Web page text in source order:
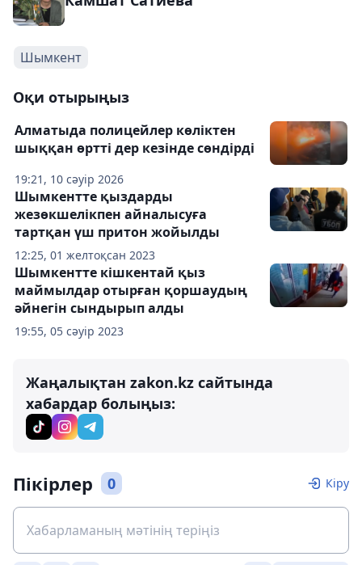
Шымкент
Оқи отырыңыз
19:21, 10 сәуір 2026
Алматыда полицейлер көліктен
шыққан өртті дер кезінде сөндірді
12:25, 01 желтоқсан 2023
Шымкентте қыздарды
жезөкшелікпен айналысуға
тартқан үш притон жойылды
19:55, 05 сәуір 2023
Шымкентте кішкентай қыз
маймылдар отырған қоршаудың
әйнегін сындырып алды
Жаңалықтан zakon.kz сайтында
хабардар болыңыз:
Пікірлер 0 Кіру